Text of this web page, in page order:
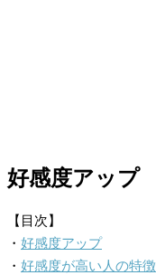
好感度アップ
【目次】
・ 好感度アップ
・ 好感度が高い人の特徴